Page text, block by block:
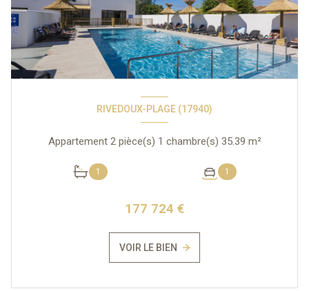
RIVEDOUX-PLAGE (17940)
Appartement 2 pièce(s) 1 chambre(s) 35.39 m²
1 1
177 724 €
VOIR LE BIEN